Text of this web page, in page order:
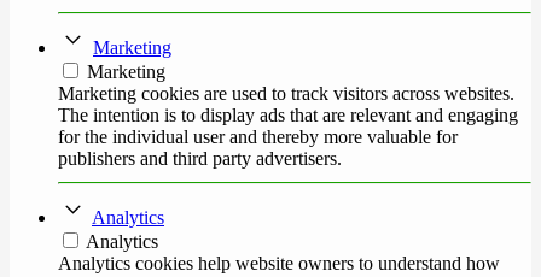
Marketing
Marketing
Marketing cookies are used to track visitors across websites.
The intention is to display ads that are relevant and engaging
for the individual user and thereby more valuable for
publishers and third party advertisers.
Analytics
Analytics
Analytics cookies help website owners to understand how